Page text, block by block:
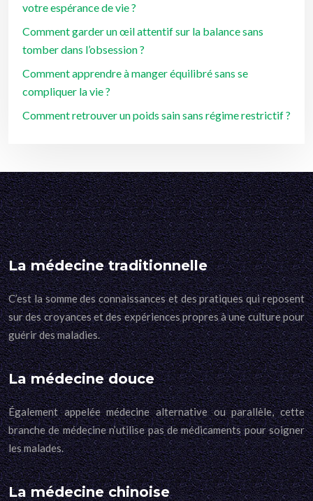
votre espérance de vie ?
Comment garder un œil attentif sur la balance sans
tomber dans l’obsession ?
Comment apprendre à manger équilibré sans se
compliquer la vie ?
Comment retrouver un poids sain sans régime restrictif ?
La médecine traditionnelle
C’est la somme des connaissances et des pratiques qui reposent
sur des croyances et des expériences propres à une culture pour
guérir des maladies.
La médecine douce
Également appelée médecine alternative ou parallèle, cette
branche de médecine n’utilise pas de médicaments pour soigner
les malades.
La médecine chinoise